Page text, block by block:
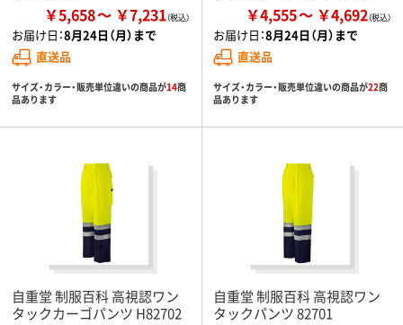
￥5,658 ￥7,231
お届け日：8月24日（月）まで
直送品
サイズ・カラー・販売単位違いの商品が14商
品あります
￥4,555 ￥4,692
お届け日：8月24日（月）まで
直送品
サイズ・カラー・販売単位違いの商品が22商
品あります
自重堂 制服百科 高視認ワン
タックカーゴパンツ H82702
自重堂 制服百科 高視認ワン
タックパンツ 82701